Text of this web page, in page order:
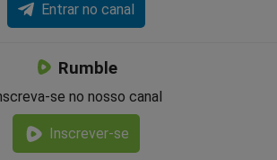
Entrar no canal
Rumble
se no nosso canal
Inscrever-se